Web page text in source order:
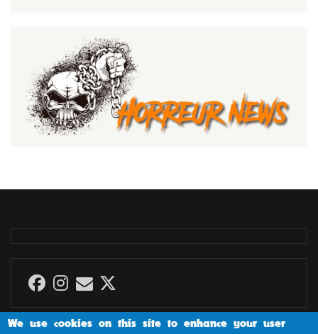
We use cookies on this site to enhance your user